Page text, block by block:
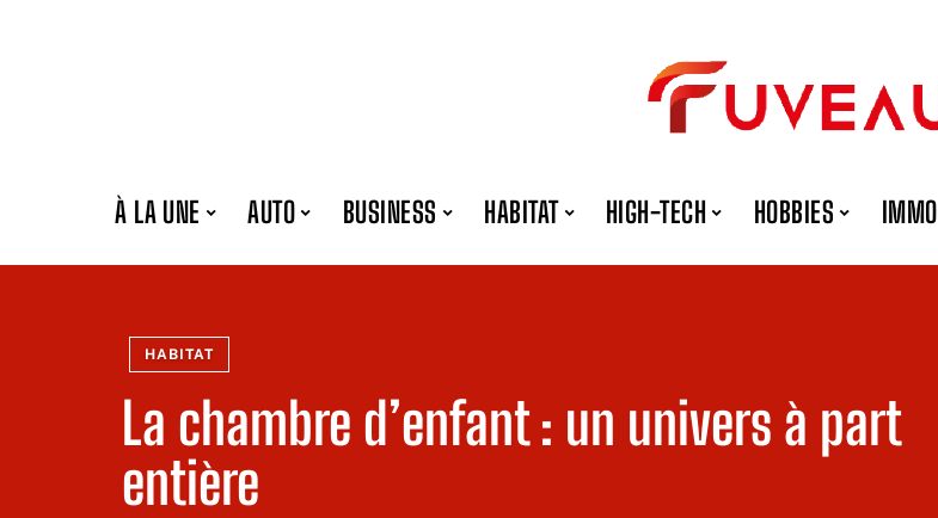
À LA UNE AUTO BUSINESS HABITAT HIGH-TECH HOBBIES IMMO
HABITAT
La chambre d’enfant : un univers à part
entière